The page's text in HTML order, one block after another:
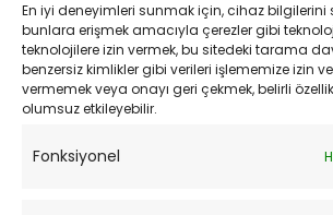
En iyi deneyimleri sunmak için, cihaz
bunlara erişmek amacıyla çerezler gibi
teknolojilere izin vermek, bu sitedeki tarama
benzersiz kimlikler gibi verileri işlememize izin
vermemek veya onayı geri çekmek, belirli
olumsuz etkileyebilir.
Fonksiyonel
Kişisel Verilerin Korunması
Mesafeli Satış Sözleşmesi